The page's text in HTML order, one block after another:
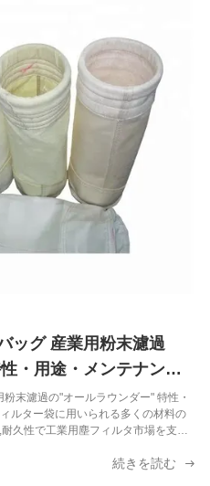
ッグ 産業用粉末濾過
・用途・メンテナンス
末濾過の"オールラウンダー" 特性・
ルター袋に用いられる多くの材料の
久性で工業用塵フィルタ市場を支配
それが産業用防塵の礎石なのかについ
続きを読む